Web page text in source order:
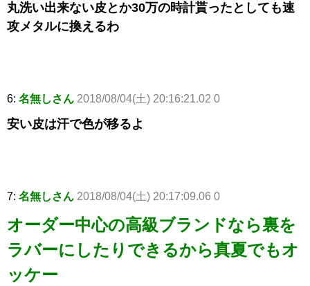
丸洗い出来ない皮とか30万の時計貰ったとしても速
攻メタルに換えるわ
6: 名無しさん 2018/08/04(土) 20:16:21.02 0
安い皮は汗で色が移るよ
7: 名無しさん 2018/08/04(土) 20:17:09.06 0
オーダー中心の高級ブランドなら裏を
ラバーにしたりできるから真夏でもオ
ッケー